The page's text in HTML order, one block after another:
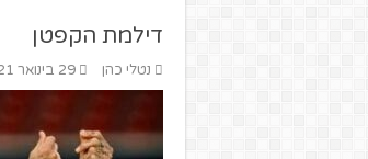
דילמת הקפטן
נטלי כהן 29 בינואר 2021